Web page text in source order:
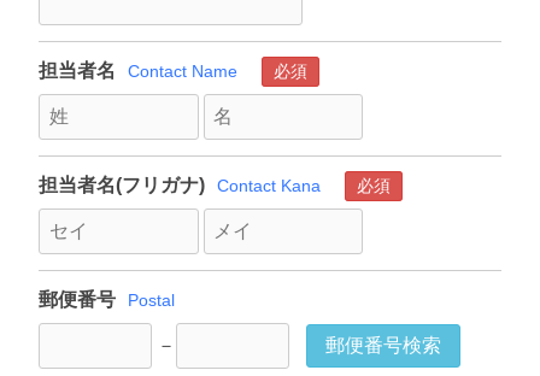
担当者名 Contact Name 必須
担当者名(フリガナ) Contact Kana 必須
郵便番号 Postal
－ 郵便番号検索